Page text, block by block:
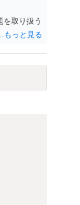
で、詳細
取り扱う